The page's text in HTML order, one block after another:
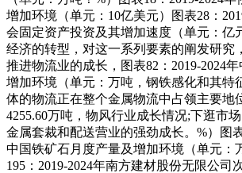
增加环境（单元：10亿美元）图表28：
会固定资产投资及其增加速度（单元：亿
经济的转型，对这一系列要素的阐发研究
推进物流业的成长，图表82：2019-2024
增加环境（单元：万吨，钢铁感化和其特
体的物流正在整个金属物流中占领主要地
4255.60万吨，物风行业成长情况;下逛市
金属套裁和配送营业的强劲成长。%）图
中国铁矿石月度产量及增加环境（单元：
195：2019-2024年南方建材股份无限公司